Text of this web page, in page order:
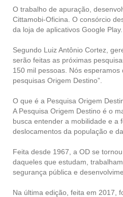
O trabalho de apuração,
Cittamobi-Oficina. O consórcio
da loja de aplicativos Google Play.
Segundo Luiz Antônio Cortez,
serão feitas as próximas
150 mil pessoas. Nós
pesquisas Origem Destino”.
O que é a Pesquisa Origem
A Pesquisa Origem Destino é o
busca entender a mobilidade e a
deslocamentos da população e
Feita desde 1967, a OD se
daqueles que estudam,
segurança pública e
Na última edição, feita em 2017,